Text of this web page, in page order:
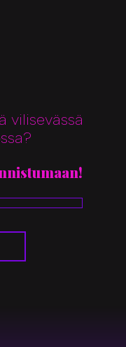
vilisevässä